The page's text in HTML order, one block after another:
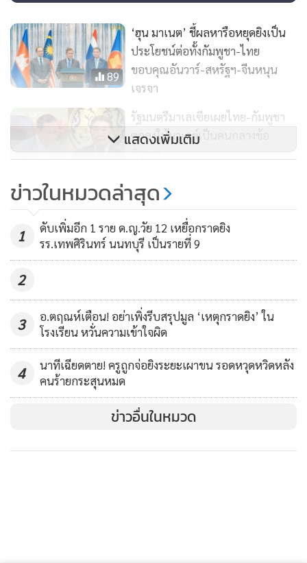
89
‘ฮุน มาเนต’ ชี้ผลหารือหยุดยิงเป็น
ประโยชน์ต่อทั้งกัมพูชา-ไทย
ขอบคุณอันวาร์-สหรัฐฯ-จีนหนุน
เจรจา
2,842
รัฐมนตรีมาเลเซียเผยไทย-กัมพูชา
ตกลงให้มาเลย์เป็นคนกลางข้อ
พิพาท
11,243
หลังคุย'ภูมิธรรม-ฮุนมาเน็ต'!
ปธ.อาเซียนยินดีไทย-กัมพูชาส่ง
สัญญาณบวก ตั้งใจใช้หนทางการทูต
สงบศึก
แสดงเพิ่มเติม
ข่าวในหมวดล่าสุด
1
ดับเพิ่มอีก 1 ราย ด.ญ.วัย 12 เหยื่อกราดยิง
รร.เทพศิรินทร์ นนทบุรี เป็นรายที่ 9
2
3
อ.ตฤณห์เตือน! อย่าเพิ่งรีบสรุปมูล ‘เหตุกราดยิง’ ใน
โรงเรียน หวั่นความเข้าใจผิด
4
นาทีเฉียดตาย! ครูถูกจ่อยิงระยะเผาขน รอดหวุดหวิดหลัง
คนร้ายกระสุนหมด
ข่าวอื่นในหมวด